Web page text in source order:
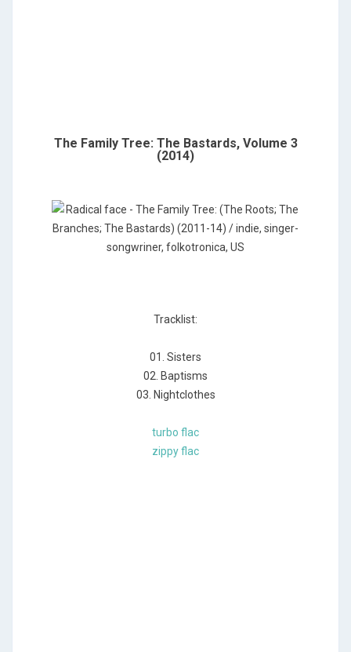
The Family Tree: The Bastards, Volume 3
(2014)
Tracklist:
01. Sisters
02. Baptisms
03. Nightclothes
turbo flac
zippy flac